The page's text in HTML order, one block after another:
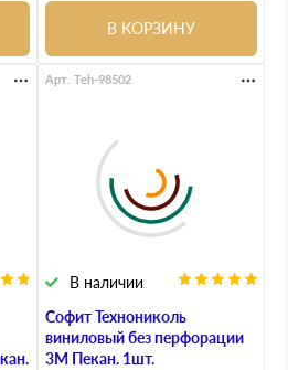
В КОРЗИНУ
Софит Технониколь
виниловый без перфорации
3М Пекан. 1шт.
В наличии
Арт. Teh-98502